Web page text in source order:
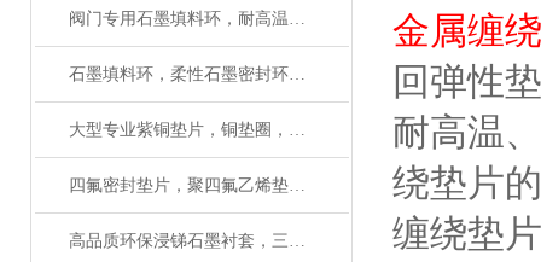
阀门专用石墨填料环，耐高温柔性石墨环使用温度
石墨填料环，柔性石墨密封环电厂阀门
大型专业紫铜垫片，铜垫圈，垫铝生产厂家
四氟密封垫片，聚四氟乙烯垫片制作工艺
高品质环保浸锑石墨衬套，三拼环制造厂家
金属缠
回弹性
耐高温
绕垫片
缠绕垫